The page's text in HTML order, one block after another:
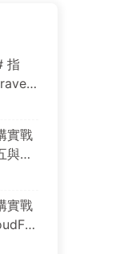
指
.NE
實戰
與大
實戰